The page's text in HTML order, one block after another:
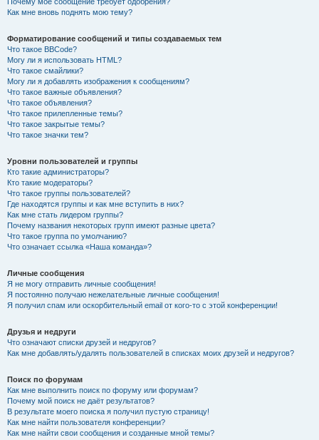
Как мне вновь поднять мою тему?
Форматирование сообщений и типы создаваемых тем
Что такое BBCode?
Могу ли я использовать HTML?
Что такое смайлики?
Могу ли я добавлять изображения к сообщениям?
Что такое важные объявления?
Что такое объявления?
Что такое прилепленные темы?
Что такое закрытые темы?
Что такое значки тем?
Уровни пользователей и группы
Кто такие администраторы?
Кто такие модераторы?
Что такое группы пользователей?
Где находятся группы и как мне вступить в них?
Как мне стать лидером группы?
Почему названия некоторых групп имеют разные цвета?
Что такое группа по умолчанию?
Что означает ссылка «Наша команда»?
Личные сообщения
Я не могу отправить личные сообщения!
Я постоянно получаю нежелательные личные сообщения!
Я получил спам или оскорбительный email от кого-то с этой конференции!
Друзья и недруги
Что означают списки друзей и недругов?
Как мне добавлять/удалять пользователей в списках моих друзей и недругов?
Поиск по форумам
Как мне выполнить поиск по форуму или форумам?
Почему мой поиск не даёт результатов?
В результате моего поиска я получил пустую страницу!
Как мне найти пользователя конференции?
Как мне найти свои сообщения и созданные мной темы?